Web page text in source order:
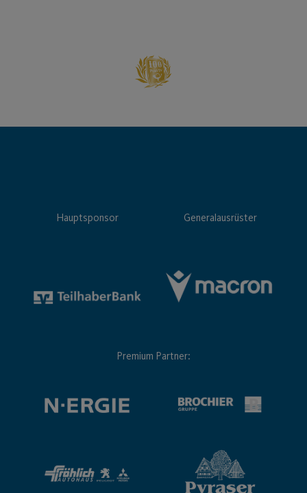
Hauptsponsor Generalausrüster
Premium Partner: